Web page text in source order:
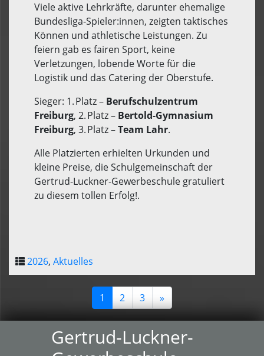
Viele aktive Lehrkräfte, darunter ehemalige
Bundesliga‑Spieler:innen, zeigten taktisches
Können und athletische Leistungen. Zu
feiern gab es fairen Sport, keine
Verletzungen, lobende Worte für die
Logistik und das Catering der Oberstufe.
Sieger: 1. Platz – Berufschulzentrum
Freiburg, 2. Platz – Bertold‑Gymnasium
Freiburg, 3. Platz –Team Lahr.
Alle Platzierten erhielten Urkunden und
kleine Preise, die Schulgemeinschaft der
Gertrud-Luckner-Gewerbeschule gratuliert
zu diesem tollen Erfolg!.
2026, Aktuelles
1 2 3 »
Gertrud-Luckner-